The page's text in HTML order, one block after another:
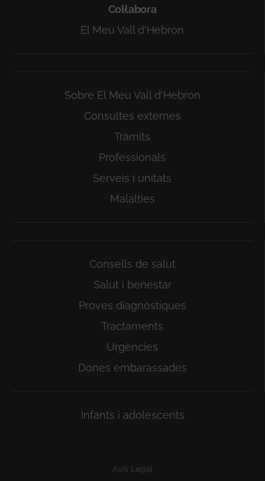
Col·labora
El Meu Vall d'Hebron
Sobre El Meu Vall d'Hebron
Consultes externes
Tràmits
Professionals
Serveis i unitats
Malalties
Consells de salut
Salut i benestar
Proves diagnòstiques
Tractaments
Urgències
Dones embarassades
Infants i adolescents
Avís Legal